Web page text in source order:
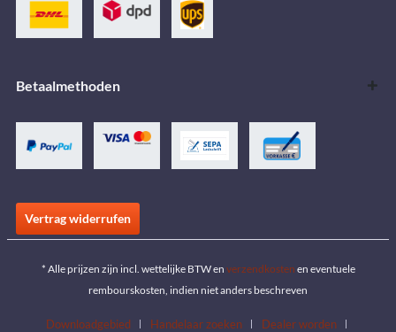
Betaalmethoden
Vertrag widerrufen
* Alle prijzen zijn incl. wettelijke BTW en verzendkosten en eventuele
rembourskosten, indien niet anders beschreven
Downloadgebied Handelaar zoeken
Dealer worden